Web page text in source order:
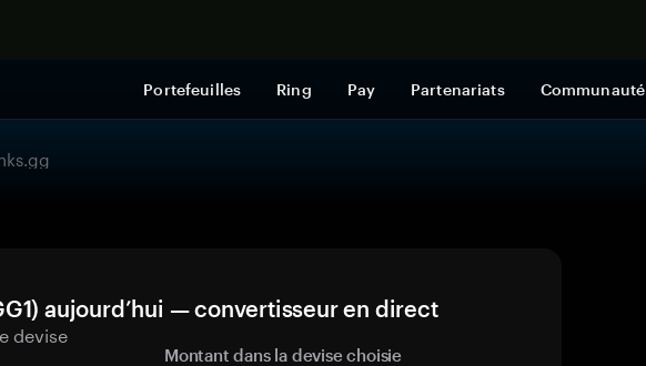
Portefeuilles Ring Pay Partenariats Communauté
aujourd’hui — convertisseur en direct
devise
Montant dans la devise choisie